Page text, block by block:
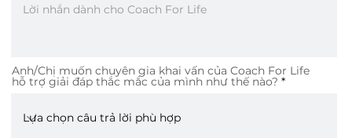
Bên cạnh đó,
Anh/Chị muốn chuyên gia khai vấn của Coach For Life
hỗ trợ giải đáp thắc mắc của mình như thế nào?